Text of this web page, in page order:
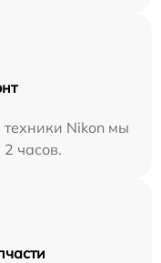
Nikon мы
часов.